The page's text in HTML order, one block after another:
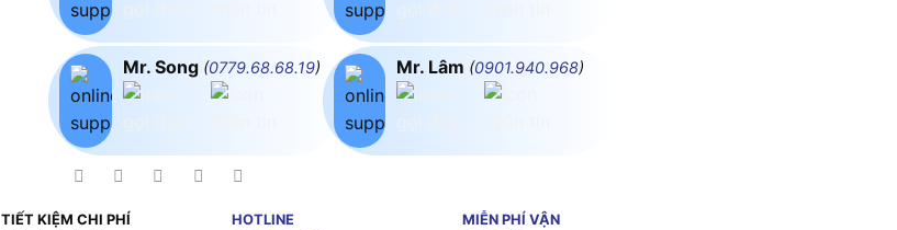
Mr. Song (0779.68.68.19) Mr. Lâm (0901.940.968)
TIẾT KIỆM CHI PHÍ
HOTLINE
MIỄN PHÍ VẬN